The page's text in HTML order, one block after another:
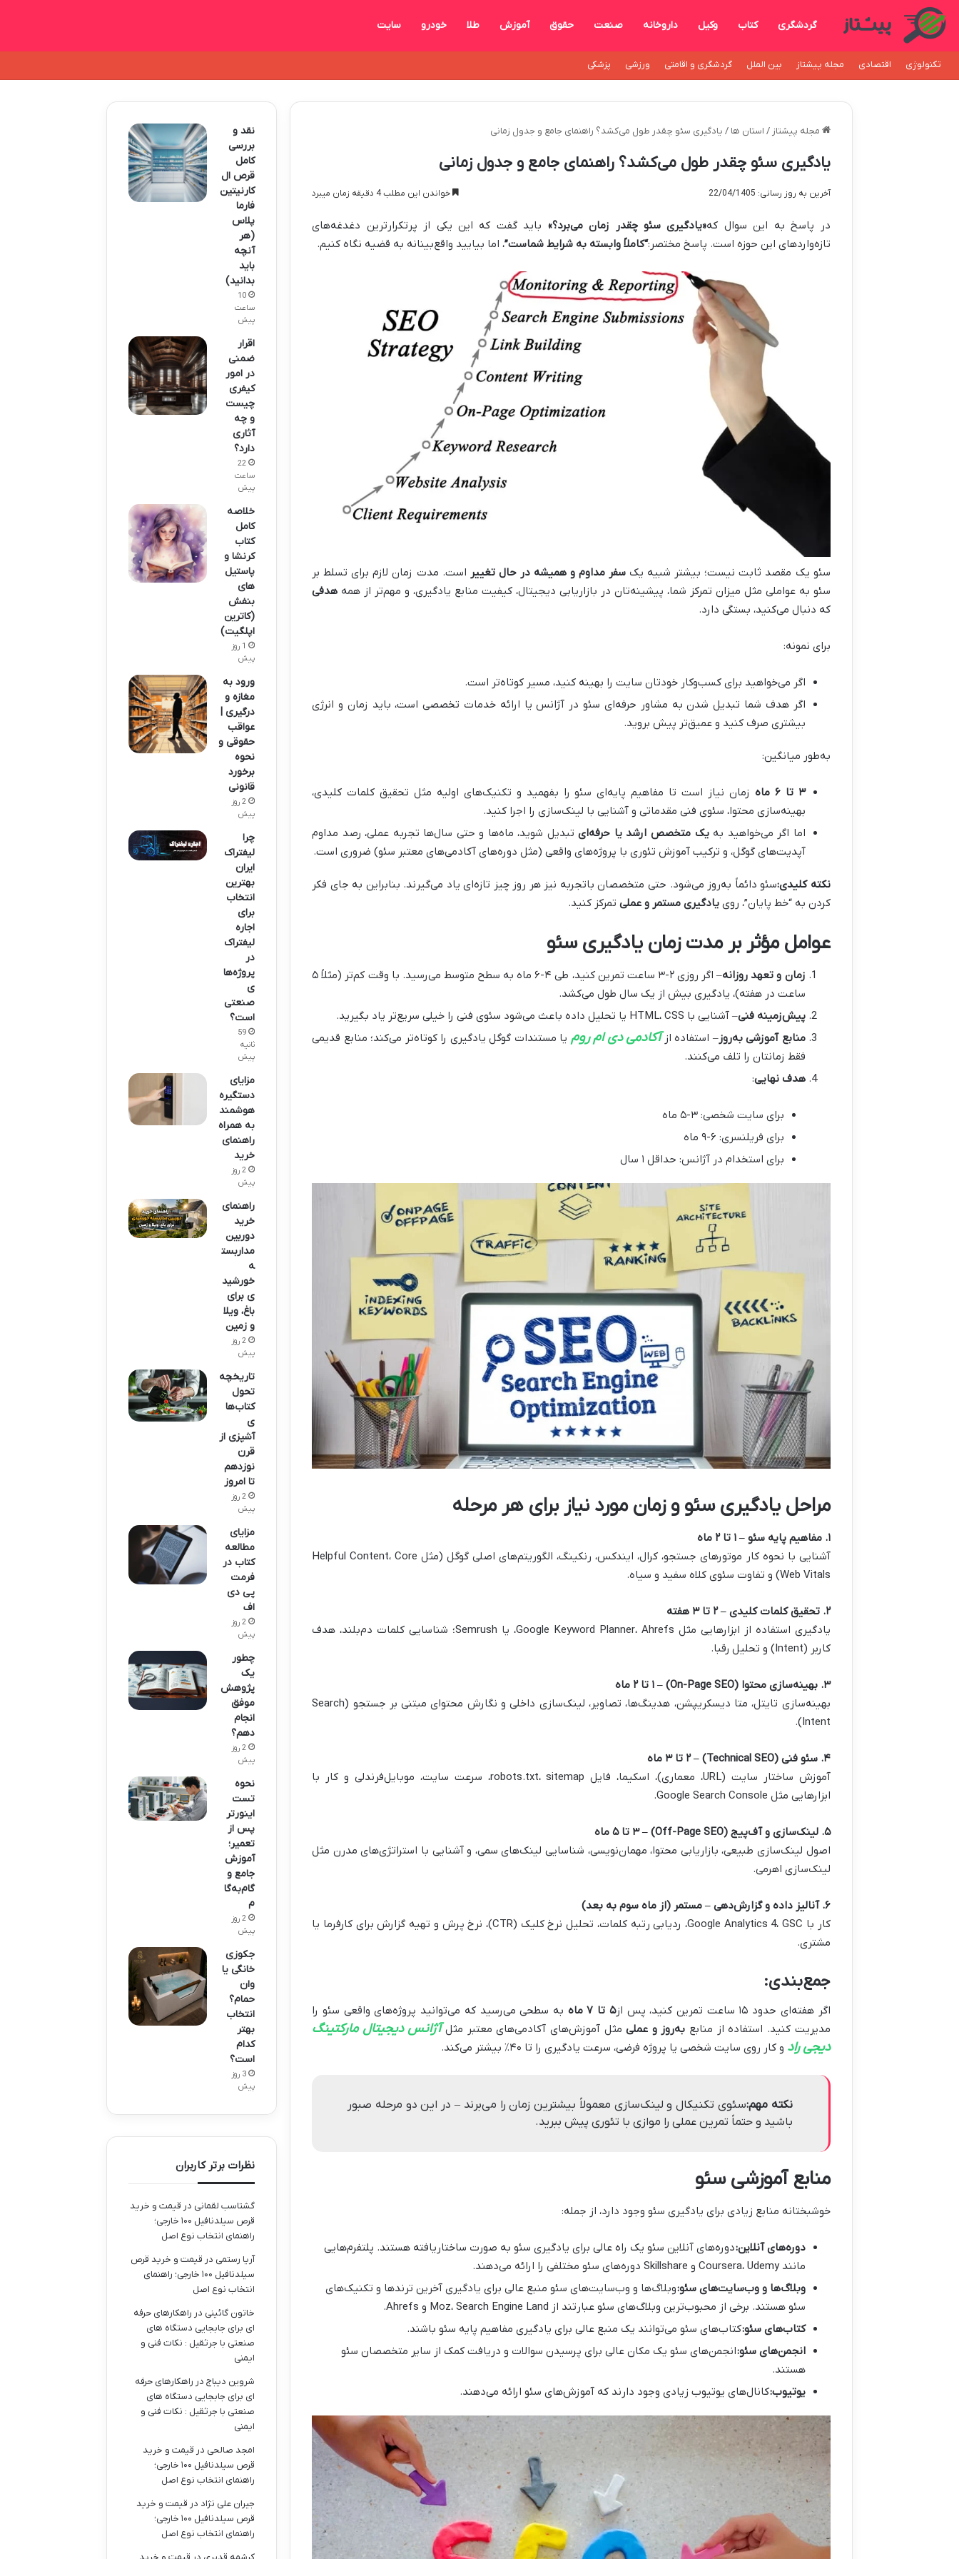
گردشگری کتاب وکیل داروخانه صنعت حقوق آموزش طلا خودرو سایت
تکنولوژی اقتصادی مجله پیشتاز بین الملل گردشگری و اقامتی ورزشی پزشکی
مجله پیشتاز / استان ها / یادگیری سئو چقدر طول می‌کشد؟ راهنمای جامع و جدول زمانی
یادگیری سئو چقدر طول می‌کشد؟ راهنمای جامع و جدول زمانی
آخرین به روز رسانی: 22/04/1405 خواندن این مطلب 4 دقیقه زمان میبرد
در پاسخ به این سوال که«یادگیری سئو چقدر زمان می‌برد؟» باید گفت که این یکی از پرتکرارترین دغدغه‌های
تازه‌واردهای این حوزه است. پاسخ مختصر:“کاملاً وابسته به شرایط شماست”، اما بیایید واقع‌بینانه به قضیه نگاه کنیم.
سئو یک مقصد ثابت نیست؛ بیشتر شبیه یک سفر مداوم و همیشه در حال تغییر است. مدت زمان لازم برای تسلط بر
سئو به عواملی مثل میزان تمرکز شما، پیشینه‌تان در بازاریابی دیجیتال، کیفیت منابع یادگیری، و مهم‌تر از همه هدفی
که دنبال می‌کنید، بستگی دارد.
برای نمونه:
اگر می‌خواهید برای کسب‌وکار خودتان سایت را بهینه کنید، مسیر کوتاه‌تر است.
اگر هدف شما تبدیل شدن به مشاور حرفه‌ای سئو در آژانس یا ارائه خدمات تخصصی است، باید زمان و انرژی
بیشتری صرف کنید و عمیق‌تر پیش بروید.
به‌طور میانگین:
۳ تا ۶ ماه
زمان نیاز است تا مفاهیم پایه‌ای سئو را بفهمید و تکنیک‌های اولیه مثل تحقیق کلمات کلیدی،
بهینه‌سازی محتوا، سئوی فنی مقدماتی و آشنایی با لینک‌سازی را اجرا کنید.
اما اگر می‌خواهید بهیک متخصص ارشد یا حرفه‌ای تبدیل شوید، ماه‌ها و حتی سال‌ها تجربه عملی، رصد مداوم
آپدیت‌های گوگل، و ترکیب آموزش تئوری با پروژه‌های واقعی (مثل دوره‌های آکادمی‌های معتبر سئو) ضروری است.
نکته کلیدی:سئو دائماً به‌روز می‌شود. حتی متخصصان باتجربه نیز هر روز چیز تازه‌ای یاد می‌گیرند. بنابراین به جای فکر
کردن به “خط پایان”، روییادگیری مستمر و عملی تمرکز کنید.
عوامل مؤثر بر مدت زمان یادگیری سئو
زمان و تعهد روزانه
– اگر روزی ۲-۳ ساعت تمرین کنید، طی ۴-۶ ماه به سطح متوسط می‌رسید. با وقت کم‌تر (مثلاً ۵
ساعت در هفته)، یادگیری بیش از یک سال طول می‌کشد.
پیش‌زمینه فنی– آشنایی با HTML، CSS یا تحلیل داده باعث می‌شود سئوی فنی را خیلی سریع‌تر یاد بگیرید.
منابع آموزشی به‌روز– استفاده ازآکادمی دی ام روم یا مستندات گوگل یادگیری را کوتاه‌تر می‌کند؛ منابع قدیمی
فقط زمانتان را تلف می‌کنند.
هدف نهایی:
برای سایت شخصی: ۳-۵ ماه
برای فریلنسری: ۶-۹ ماه
برای استخدام در آژانس: حداقل ۱ سال
مراحل یادگیری سئو و زمان مورد نیاز برای هر مرحله
۱. مفاهیم پایه سئو – ۱ تا ۲ ماه
آشنایی با نحوه کار موتورهای جستجو، کرال، ایندکس، رنکینگ، الگوریتم‌های اصلی گوگل (مثل Helpful Content، Core
Web Vitals) و تفاوت سئوی کلاه سفید و سیاه.
۲. تحقیق کلمات کلیدی – ۲ تا ۳ هفته
یادگیری استفاده از ابزارهایی مثل Google Keyword Planner، Ahrefs، یا Semrush؛ شناسایی کلمات دم‌بلند، هدف
کاربر (Intent) و تحلیل رقبا.
۳. بهینه‌سازی محتوا (On-Page SEO) – ۱ تا ۲ ماه
بهینه‌سازی تایتل، متا دیسکریپشن، هدینگ‌ها، تصاویر، لینک‌سازی داخلی و نگارش محتوای مبتنی بر جستجو (Search
Intent).
۴. سئو فنی (Technical SEO) – ۲ تا ۳ ماه
آموزش ساختار سایت (URL، معماری)، اسکیما، فایل robots.txt، sitemap، سرعت سایت، موبایل‌فرندلی و کار با
ابزارهایی مثل Google Search Console.
۵. لینک‌سازی و آف‌پیج (Off-Page SEO) – ۳ تا ۵ ماه
اصول لینک‌سازی طبیعی، بازاریابی محتوا، مهمان‌نویسی، شناسایی لینک‌های سمی، و آشنایی با استراتژی‌های مدرن مثل
لینک‌سازی اهرمی.
۶. آنالیز داده و گزارش‌دهی – مستمر (از ماه سوم به بعد)
کار با Google Analytics 4، GSC، ردیابی رتبه کلمات، تحلیل نرخ کلیک (CTR)، نرخ پرش و تهیه گزارش برای کارفرما یا
مشتری.
جمع‌بندی:
اگر هفته‌ای حدود ۱۵ ساعت تمرین کنید، پس از ۵ تا ۷ ماه
به سطحی می‌رسید که می‌توانید پروژه‌های واقعی سئو را
مدیریت کنید. استفاده از منابع به‌روز و عملی مثل آموزش‌های آکادمی‌های معتبر مثلآژانس دیجیتال مارکتینگ
دیجی راد و کار روی سایت شخصی یا پروژه فرضی، سرعت یادگیری را تا ۴۰٪ بیشتر می‌کند.
نکته مهم:سئوی تکنیکال و لینک‌سازی معمولاً بیشترین زمان را می‌برند – در این دو مرحله صبور
باشید و حتماً تمرین عملی را موازی با تئوری پیش ببرید.
منابع آموزشی سئو
خوشبختانه منابع زیادی برای یادگیری سئو وجود دارد، از جمله:
دوره‌های آنلاین:دوره‌های آنلاین سئو یک راه عالی برای یادگیری سئو به صورت ساختاریافته هستند. پلتفرم‌هایی
مانند Coursera، Udemy و Skillshare دوره‌های سئو مختلفی را ارائه می‌دهند.
وبلاگ‌ها و وب‌سایت‌های سئو:وبلاگ‌ها و وب‌سایت‌های سئو منبع عالی برای یادگیری آخرین ترندها و تکنیک‌های
سئو هستند. برخی از محبوب‌ترین وبلاگ‌های سئو عبارتند از Moz، Search Engine Land و Ahrefs.
کتاب‌های سئو:کتاب‌های سئو می‌توانند یک منبع عالی برای یادگیری مفاهیم پایه سئو باشند.
انجمن‌های سئو:انجمن‌های سئو یک مکان عالی برای پرسیدن سوالات و دریافت کمک از سایر متخصصان سئو
هستند.
یوتیوب:کانال‌های یوتیوب زیادی وجود دارند که آموزش‌های سئو ارائه می‌دهند.
نقد و
بررسی
کامل
قرص ال
کارنیتین
فارما
پلاس
(هر
آنچه
باید
بدانید)
10
ساعت
پیش
اقرار
ضمنی
در امور
کیفری
چیست
و چه
آثاری
دارد؟
22
ساعت
پیش
خلاصه
کامل
کتاب
کرنشا و
پاستیل
های
بنفش
(کاترین
اپلگیت)
1 روز
پیش
ورود به
مغازه و
درگیری |
عواقب
حقوقی و
نحوه
برخورد
قانونی
2 روز
پیش
چرا
لیفتراک
ایران
بهترین
انتخاب
برای
اجاره
لیفتراک
در
پروژه‌ها
ی
صنعتی
است؟
59
ثانیه
پیش
مزایای
دستگیره
هوشمند
به همراه
راهنمای
خرید
2 روز
پیش
راهنمای
خرید
دوربین
مداربست
ه
خورشید
ی برای
باغ، ویلا
و زمین
2 روز
پیش
تاریخچه
تحول
کتاب‌ها
ی
آشپزی از
قرن
نوزدهم
تا امروز
2 روز
پیش
مزایای
مطالعه
کتاب در
فرمت
پی دی
اف
2 روز
پیش
چطور
یک
پژوهش
موفق
انجام
دهم؟
2 روز
پیش
نحوه
تست
اینورتر
پس از
تعمیر؛
آموزش
جامع و
گام‌به‌گا
م
2 روز
پیش
جکوزی
خانگی یا
وان
حمام؟
انتخاب
بهتر
کدام
است؟
3 روز
پیش
نظرات برتر کاربران
گشتاسب لقمانی در قیمت و خرید
قرص سیلدنافیل ۱۰۰ خارجی؛
راهنمای انتخاب نوع اصل
آریا رستمی در قیمت و خرید قرص
سیلدنافیل ۱۰۰ خارجی؛ راهنمای
انتخاب نوع اصل
خاتون گائینی در راهکارهای حرفه
ای برای جابجایی دستگاه های
صنعتی با جرثقیل : نکات فنی و
ایمنی
شروین دیباجدر راهکارهای حرفه
ای برای جابجایی دستگاه های
صنعتی با جرثقیل : نکات فنی و
ایمنی
امجد صالحی در قیمت و خرید
قرص سیلدنافیل ۱۰۰ خارجی؛
راهنمای انتخاب نوع اصل
جیران علی نژاد در قیمت و خرید
قرص سیلدنافیل ۱۰۰ خارجی؛
راهنمای انتخاب نوع اصل